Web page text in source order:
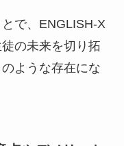
で、ENGLISH-X
の未来を切り拓
のような存在にな